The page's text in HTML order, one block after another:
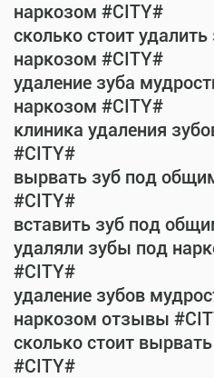
наркозом #CITY#
сколько стоит
наркозом #CITY#
удаление зуба
наркозом #CITY#
клиника удаления
#CITY#
вырвать зуб под
#CITY#
вставить зуб под
удаляли зубы под
#CITY#
удаление зубов
наркозом отзывы
сколько стоит
#CITY#